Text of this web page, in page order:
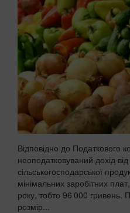
Відповідно до Податкового
неоподатковуваний дохід
сільськогосподарської
мінімальних заробітних
року, тобто 96 000 гривень.
розмір...